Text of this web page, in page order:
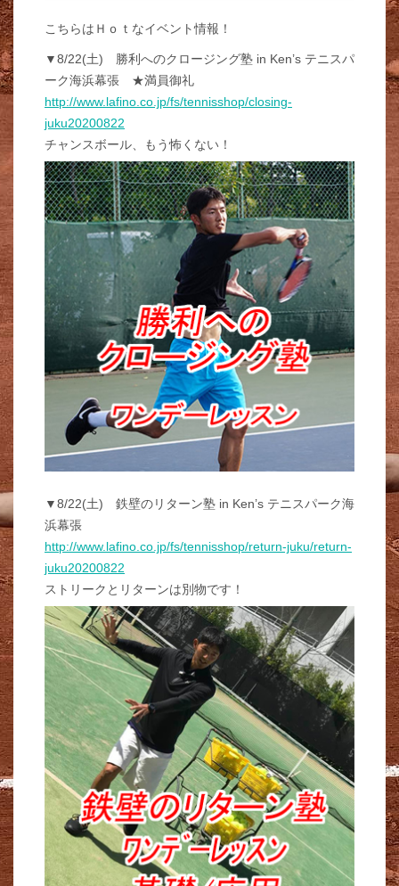
こちらはＨｏｔなイベント情報！
▼8/22(土) 勝利へのクロージング塾 in Ken’s テニスパ
ーク海浜幕張 ★満員御礼
http://www.lafino.co.jp/fs/tennisshop/closing-
juku20200822
チャンスボール、もう怖くない！
▼8/22(土) 鉄壁のリターン塾 in Ken’s テニスパーク海
浜幕張
http://www.lafino.co.jp/fs/tennisshop/return-juku/return-
juku20200822
ストリークとリターンは別物です！